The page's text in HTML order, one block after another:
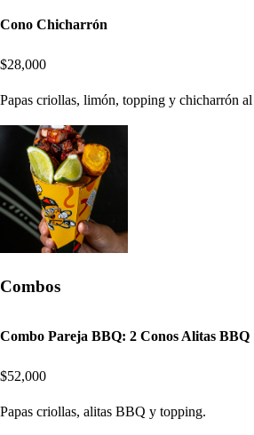
Cono Chicharrón
$28,000
Papas criollas, limón, topping y chicharrón
Combos
Combo Pareja BBQ: 2 Conos Alitas BBQ
$52,000
Papas criollas, alitas BBQ y topping.